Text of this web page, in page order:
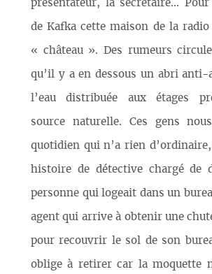
présentateur, la secrétaire...
de Kafka cette maison de la radio
« château ». Des rumeurs
qu’il y a en dessous un abri anti-
l’eau distribuée aux étages
source naturelle. Ces gens
quotidien qui n’a rien
histoire de détective chargé de
personne qui logeait dans un
agent qui arrive à obtenir une
pour recouvrir le sol de son
oblige à retirer car la moquette